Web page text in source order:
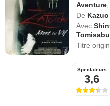
Aventure
De
Avec
Titre
Spectateurs
3,6